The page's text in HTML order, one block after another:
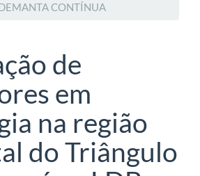
CONTÍNUA
de
em
na região
do Triângulo